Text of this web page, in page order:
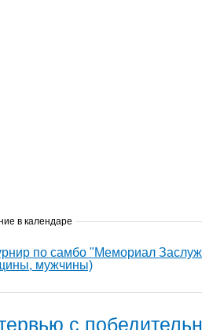
в календаре
по самбо "Мемориал
мужчины)
с